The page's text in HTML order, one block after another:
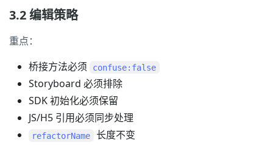
3.2 编辑策略
重点：
桥接方法必须
confuse:false
Storyboard 必须排除
SDK 初始化必须保留
JS/H5 引用必须同步处理
refactorName 长度不变